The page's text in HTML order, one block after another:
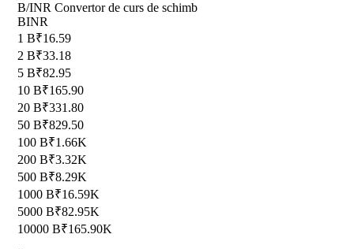
B/INR Convertor de curs de schimb
BINR
1 B₹16.59
2 B₹33.18
5 B₹82.95
10 B₹165.90
20 B₹331.80
50 B₹829.50
100 B₹1.66K
200 B₹3.32K
500 B₹8.29K
1000 B₹16.59K
5000 B₹82.95K
10000 B₹165.90K